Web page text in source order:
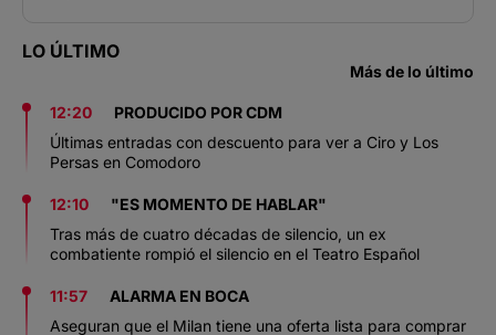
LO ÚLTIMO
Más de lo último
12:20
PRODUCIDO POR CDM
Últimas entradas con descuento para ver a Ciro y Los
Persas en Comodoro
12:10
"ES MOMENTO DE HABLAR"
Tras más de cuatro décadas de silencio, un ex
combatiente rompió el silencio en el Teatro Español
11:57
ALARMA EN BOCA
Aseguran que el Milan tiene una oferta lista para comprar